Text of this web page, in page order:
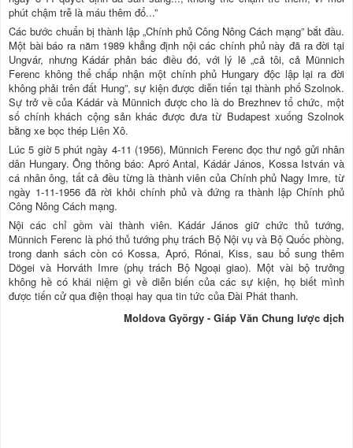
phút chậm trễ là máu thêm đổ...”
Các bước chuẩn bị thành lập „Chính phủ Công Nông Cách mạng” bắt đầu.
Một bài báo ra năm 1989 khẳng định nội các chính phủ này đã ra đời tại
Ungvár, nhưng Kádár phản bác điều đó, với lý lẽ „cả tôi, cả Münnich
Ferenc không thể chấp nhận một chính phủ Hungary độc lập lại ra đời
không phải trên đất Hung”, sự kiện được diễn tiến tại thành phố Szolnok.
Sự trở về của Kádár và Münnich được cho là do Brezhnev tổ chức, một
số chính khách cộng sản khác được đưa từ Budapest xuống Szolnok
bằng xe bọc thép Liên Xô.
Lúc 5 giờ 5 phút ngày 4-11 (1956), Münnich Ferenc đọc thư ngỏ gửi nhân
dân Hungary. Ông thông báo: Apró Antal, Kádár János, Kossa István và
cá nhân ông, tất cả đều từng là thành viên của Chính phủ Nagy Imre, từ
ngày 1-11-1956 đã rời khỏi chính phủ và đứng ra thành lập Chính phủ
Công Nông Cách mạng.
Nội các chỉ gồm vài thành viên. Kádár János giữ chức thủ tướng,
Münnich Ferenc là phó thủ tướng phụ trách Bộ Nội vụ và Bộ Quốc phòng,
trong danh sách còn có Kossa, Apró, Rónai, Kiss, sau bổ sung thêm
Dögei và Horváth Imre (phụ trách Bộ Ngoại giao). Một vài bộ trưởng
không hề có khái niệm gì về diễn biến của các sự kiện, họ biết mình
được tiến cử qua điện thoại hay qua tin tức của Đài Phát thanh.
Moldova György - Giáp Văn Chung lược dịch